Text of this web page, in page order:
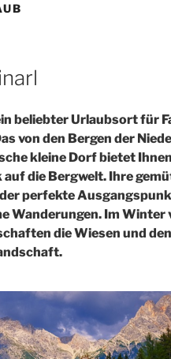
beliebter Urlaubsort für
von den Bergen der
kleine Dorf bietet
die Bergwelt. Ihre
perfekte
Wanderungen. Im Winter
die Wiesen und